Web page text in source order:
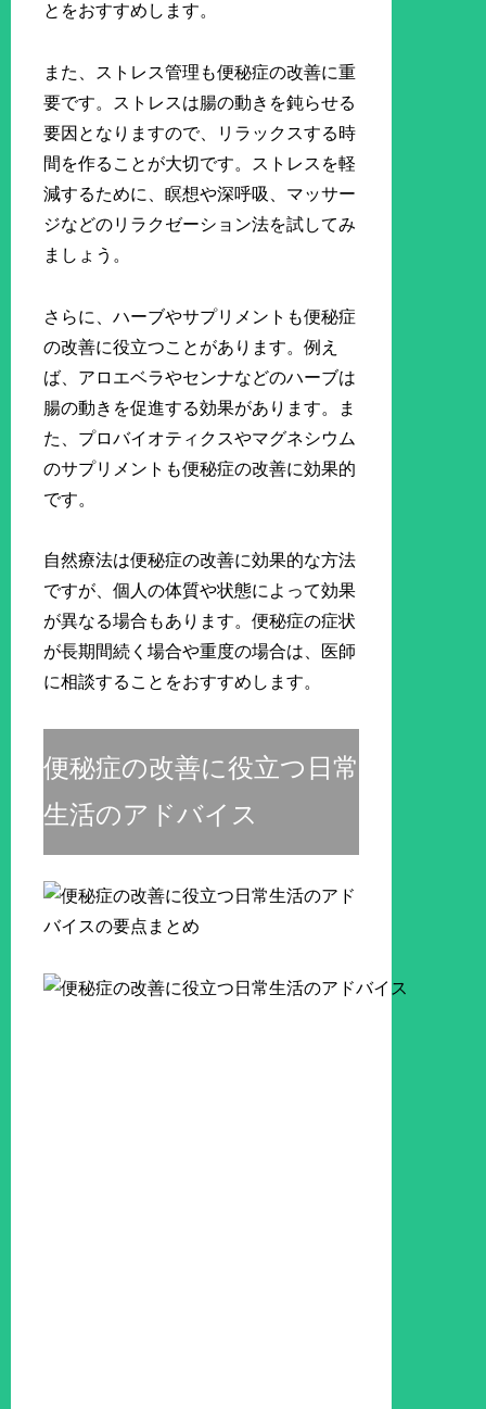
とをおすすめします。
また、ストレス管理も便秘症の改善に重
要です。ストレスは腸の動きを鈍らせる
要因となりますので、リラックスする時
間を作ることが大切です。ストレスを軽
減するために、瞑想や深呼吸、マッサー
ジなどのリラクゼーション法を試してみ
ましょう。
さらに、ハーブやサプリメントも便秘症
の改善に役立つことがあります。例え
ば、アロエベラやセンナなどのハーブは
腸の動きを促進する効果があります。ま
た、プロバイオティクスやマグネシウム
のサプリメントも便秘症の改善に効果的
です。
自然療法は便秘症の改善に効果的な方法
ですが、個人の体質や状態によって効果
が異なる場合もあります。便秘症の症状
が長期間続く場合や重度の場合は、医師
に相談することをおすすめします。
便秘症の改善に役立つ日常
生活のアドバイス